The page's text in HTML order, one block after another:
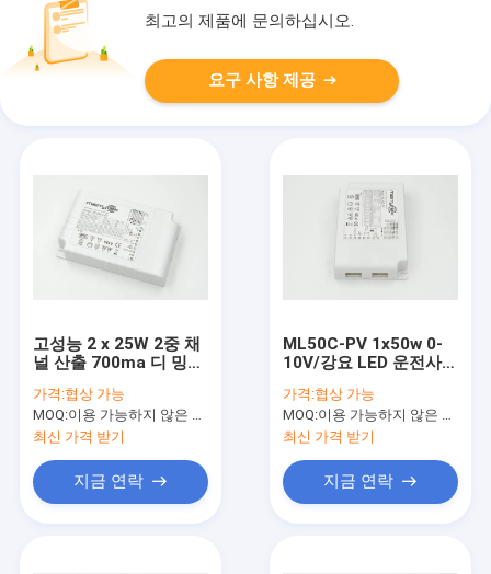
최고의 제품에 문의하십시오.
요구 사항 제공
고성능 2 x 25W 2중 채
널 산출 700ma 디 밍이
가격:협상 가능
MOQ:이용 가능하지 않은 생산 정지.
최신 가격 받기
지금 연락
ML50C-PV 1x50w 0-
10V/강요 LED 운전사
1050mA - 산출
가격:협상 가능
MOQ:이용 가능하지 않은 생산 정지.
최신 가격 받기
지금 연락